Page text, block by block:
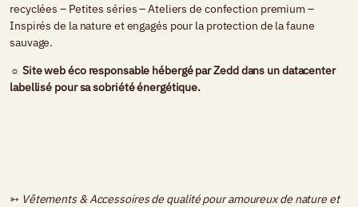
recyclées – Petites séries – Ateliers de confection premium –
Inspirés de la nature et engagés pour la protection de la faune
sauvage.
☼ Site web éco responsable hébergé parZedddans un datacenter
labellisé pour sa sobriété énergétique.
➳ Vêtements & Accessoires de qualité pour amoureux de nature et